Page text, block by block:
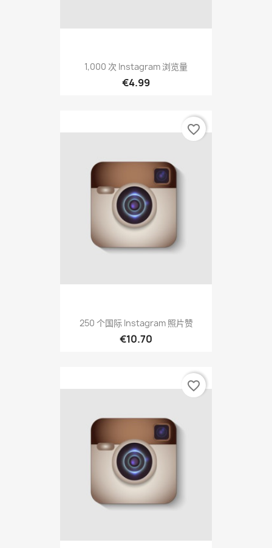
1,000 次 Instagram 浏览量
€4.99
250 个国际 Instagram 照片赞
€10.70
favorite_border
favorite_border